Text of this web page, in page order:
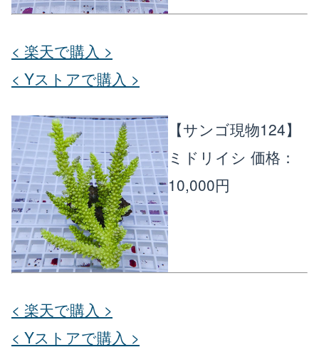
< 楽天で購入 >
< Yストアで購入 >
【サンゴ現物124】
ミドリイシ 価格：
10,000円
< 楽天で購入 >
< Yストアで購入 >